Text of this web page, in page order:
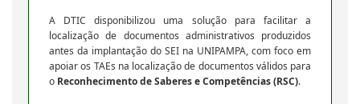
A DTIC disponibilizou uma solução para facilitar a
localização de documentos administrativos produzidos
antes da implantação do SEI na UNIPAMPA, com foco em
apoiar os TAEs na localização de documentos válidos para
o Reconhecimento de Saberes e Competências (RSC).